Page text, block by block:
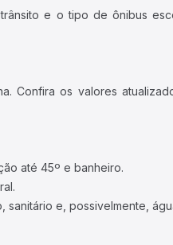
e o tipo de ônibus
Confira os valores
até 45º e banheiro.
e, possivelmente,